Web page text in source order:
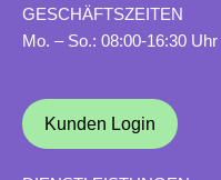
GESCHÄFTSZEITEN
Mo. – So.: 08:00-16:30 Uhr
Kunden Login